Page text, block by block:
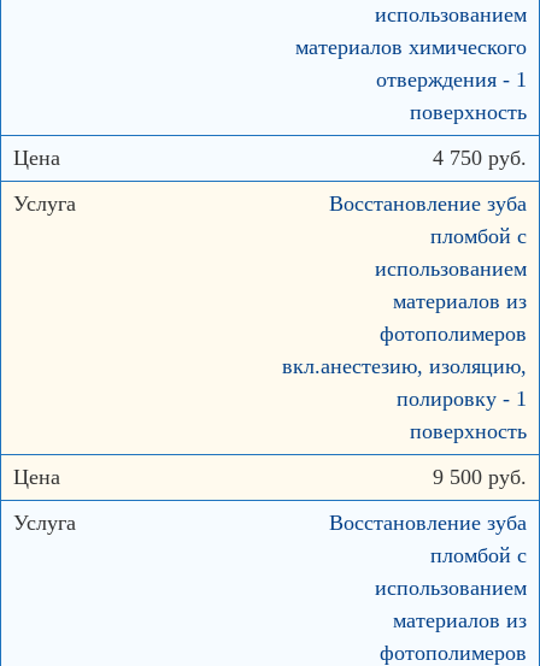
использованием
материалов химического
отверждения - 1
поверхность
4 750 руб.
Восстановление зуба
пломбой с
использованием
материалов из
фотополимеров
вкл.анестезию, изоляцию,
полировку - 1
поверхность
9 500 руб.
Восстановление зуба
пломбой с
использованием
материалов из
фотополимеров